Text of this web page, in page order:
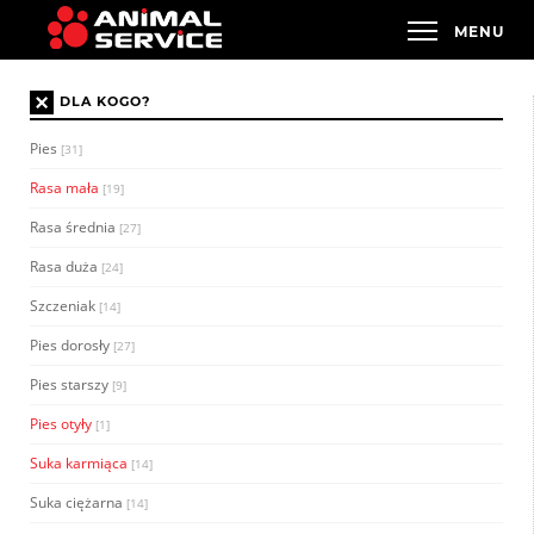
× DLA KOGO?
Pies [31]
Rasa mała [19]
Rasa średnia [27]
Rasa duża [24]
Szczeniak [14]
Pies dorosły [27]
Pies starszy [9]
Pies otyły [1]
Suka karmiąca [14]
Suka ciężarna [14]